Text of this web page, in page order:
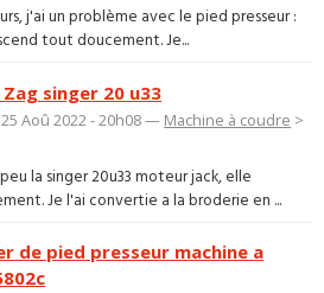
j'ai un problème avec le pied presseur :
tout doucement. Je...
singer 20 u33
Aoû 2022 - 20h08 — Machine à coudre >
la singer 20u33 moteur jack, elle
Je l'ai convertie a la broderie en ...
de pied presseur machine a